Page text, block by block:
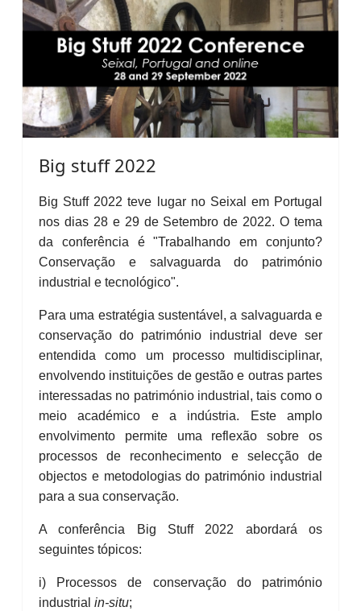
Big stuff 2022
Big Stuff 2022 teve lugar no Seixal em Portugal
nos dias 28 e 29 de Setembro de 2022. O tema
da conferência é "Trabalhando em conjunto?
Conservação e salvaguarda do património
industrial e tecnológico".
Para uma estratégia sustentável, a salvaguarda e
conservação do património industrial deve ser
entendida como um processo multidisciplinar,
envolvendo instituições de gestão e outras partes
interessadas no património industrial, tais como o
meio académico e a indústria. Este amplo
envolvimento permite uma reflexão sobre os
processos de reconhecimento e selecção de
objectos e metodologias do património industrial
para a sua conservação.
A conferência Big Stuff 2022 abordará os
seguintes tópicos:
i) Processos de conservação do património
industrial in-situ;